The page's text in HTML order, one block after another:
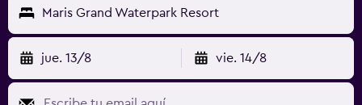
Maris Grand Waterpark Resort
jue. 13/8 vie. 14/8